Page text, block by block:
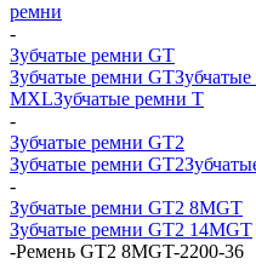
ремни
-
Зубчатые ремни GT
Зубчатые ремни GT
MXLЗубчатые ремни Т
-
Зубчатые ремни GT2
Зубчатые ремни GT2
-
Зубчатые ремни GT2 8MGT
Зубчатые ремни GT2 14MGT
-Ремень GT2 8MGT-2200-36